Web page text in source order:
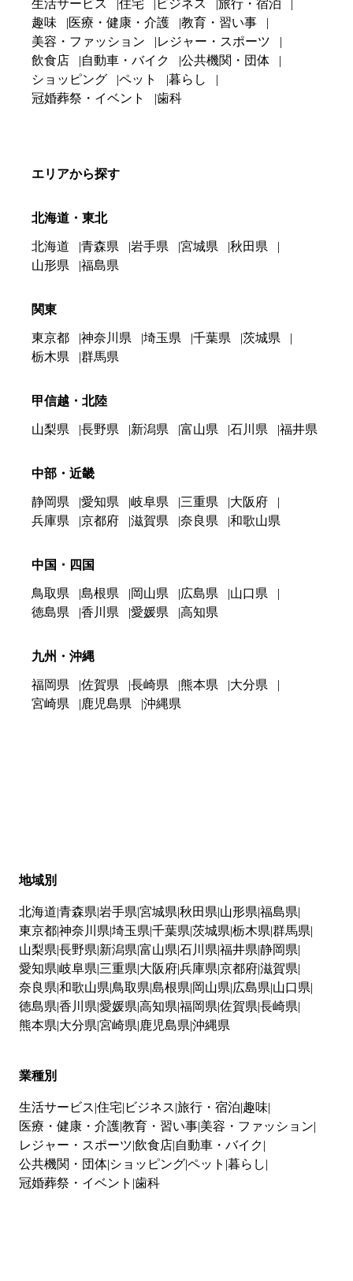
生活サービス 住宅 ビジネス
旅行・宿泊
趣味
医療・健康・介護
教育・習い事
美容・ファッション
レジャー・スポーツ
飲食店
自動車・バイク
公共機関・団体
ショッピング
ペット
暮らし
冠婚葬祭・イベント
歯科
エリアから探す
北海道・東北
北海道 青森県 岩手県 宮城県
秋田県
山形県
福島県
関東
東京都 神奈川県 埼玉県 千葉県
茨城県
栃木県
群馬県
甲信越・北陸
山梨県 長野県 新潟県 富山県 石川県 福井県
中部・近畿
静岡県 愛知県 岐阜県 三重県
大阪府
兵庫県
京都府 滋賀県 奈良県 和歌山県
中国・四国
鳥取県 島根県 岡山県 広島県
山口県
徳島県
香川県 愛媛県 高知県
九州・沖縄
福岡県 佐賀県 長崎県 熊本県
大分県
宮崎県
鹿児島県 沖縄県
地域別
北海道 青森県 岩手県 宮城県 秋田県 山形県 福島県
東京都神奈川県 埼玉県 千葉県 茨城県 栃木県 群馬県
山梨県 長野県 新潟県 富山県 石川県 福井県 静岡県
愛知県 岐阜県 三重県 大阪府兵庫県 京都府滋賀県
奈良県 和歌山県 鳥取県 島根県 岡山県 広島県 山口県
徳島県 香川県 愛媛県 高知県 福岡県 佐賀県 長崎県
熊本県 大分県 宮崎県 鹿児島県 沖縄県
業種別
生活サービス 住宅 ビジネス 旅行・宿泊 趣味
医療・健康・介護教育・習い事 美容・ファッション
レジャー・スポーツ 飲食店 自動車・バイク
公共機関・団体 ショッピングペット 暮らし
冠婚葬祭・イベント 歯科